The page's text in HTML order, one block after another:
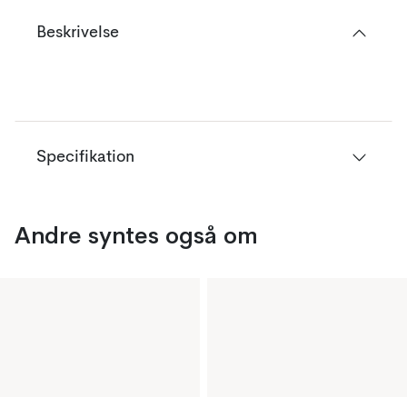
Beskrivelse
Specifikation
Andre syntes også om